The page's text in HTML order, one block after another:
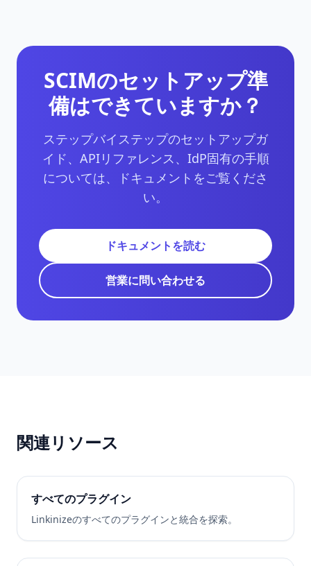
SCIMのセットアップ準
備はできていますか？
ステップバイステップのセットアップガ
イド、APIリファレンス、IdP固有の手順
については、ドキュメントをご覧くださ
い。
ドキュメントを読む
営業に問い合わせる
関連リソース
すべてのプラグイン
Linkinizeのすべてのプラグインと統合を探索。